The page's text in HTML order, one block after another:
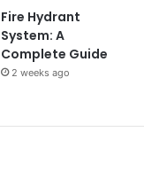
Fire Hydrant
System: A
Complete Guide
2 weeks ago